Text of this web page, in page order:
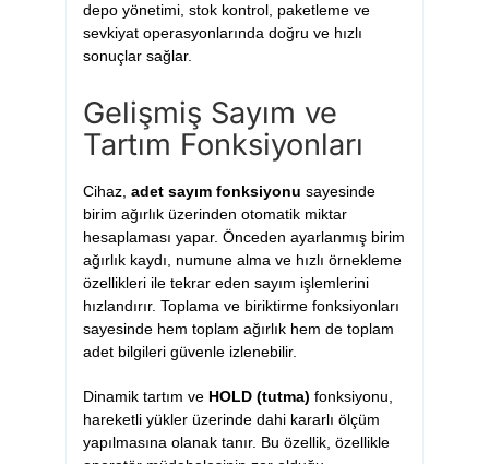
depo yönetimi, stok kontrol, paketleme ve
sevkiyat operasyonlarında doğru ve hızlı
sonuçlar sağlar.
Gelişmiş Sayım ve
Tartım Fonksiyonları
Cihaz, adet sayım fonksiyonu sayesinde
birim ağırlık üzerinden otomatik miktar
hesaplaması yapar. Önceden ayarlanmış birim
ağırlık kaydı, numune alma ve hızlı örnekleme
özellikleri ile tekrar eden sayım işlemlerini
hızlandırır. Toplama ve biriktirme fonksiyonları
sayesinde hem toplam ağırlık hem de toplam
adet bilgileri güvenle izlenebilir.
Dinamik tartım ve HOLD (tutma) fonksiyonu,
hareketli yükler üzerinde dahi kararlı ölçüm
yapılmasına olanak tanır. Bu özellik, özellikle